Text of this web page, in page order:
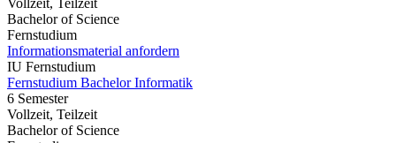
Bachelor of Science
Fernstudium
Informationsmaterial anfordern
IU Fernstudium
Fernstudium Bachelor Informatik
6 Semester
Vollzeit, Teilzeit
Bachelor of Science